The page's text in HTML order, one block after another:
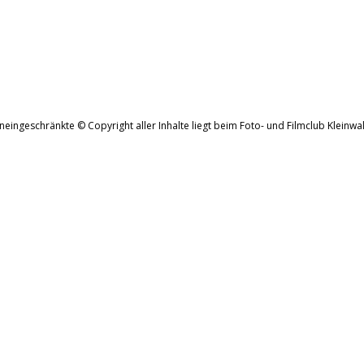
© Copyright aller Inhalte liegt beim Foto- und Filmclub